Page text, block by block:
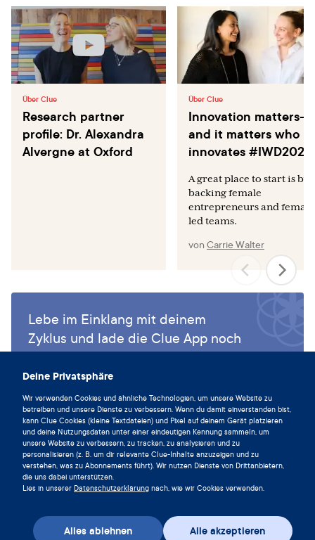
Deine Privatsphäre
Wir verwenden Cookies und ähnliche Technologien, um unsere Website zu
betreiben und unsere Dienste zu verbessern. Wenn du damit einverstanden bist,
kann Clue Cookies (kleine Textdateien) und Pixel auf deinem Gerät platzieren
und deine Nutzungsdaten unter einer eindeutigen Kennung sammeln, um
unsere Website zu verbessern, zu tracken, zu analysieren und zu
personalisieren (z. B. um dir relevante Clue-Inhalte anzuzeigen und zu
verstehen, was zu Abonnements führt). Wir nutzen Dienste von Drittanbietern,
die uns dabei unterstützen.
Lies in unserer Datenschutzerklärung nach, wie wir Cookies verwenden.
Alle akzeptieren
Alles ablehnen
Über Clue
Research partner
profile: Dr. Alexandra
Alvergne at Oxford
Über Clue
Innovation matters—
and it matters who
innovates #IWD2023
A great place to start is by
backing female
entrepreneurs and
led teams.
von Carrie Walter
Lebe im Einklang mit deinem
Zyklus und lade die Clue App noch
heute herunter.
Clue herunterladen